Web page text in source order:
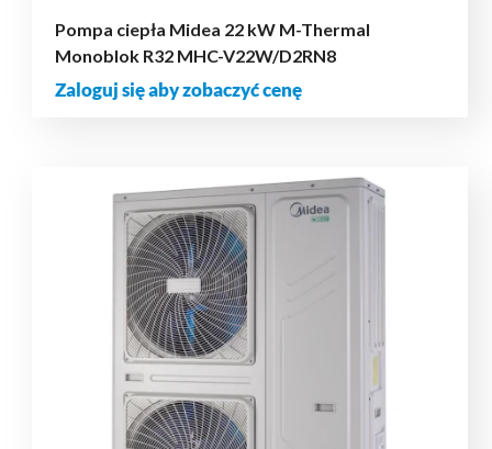
Pompa ciepła Midea 22 kW M-Thermal
Monoblok R32 MHC-V22W/D2RN8
Zaloguj się aby zobaczyć cenę